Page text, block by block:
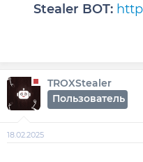
Stealer BOT:
TROXStealer
Пользователь
18.02.2025